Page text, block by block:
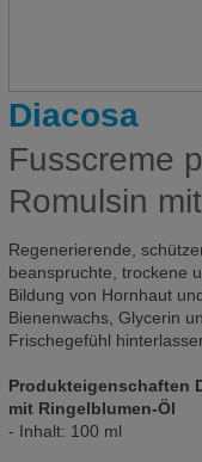
Diacosa
Fusscreme
Romulsin
Regenerierende,
beanspruchte, trockene
Bildung von Hornhaut
Bienenwachs, Glycerin
Frischegefühl
Produkteigenschaften
mit Ringelblumen-Öl
- Inhalt: 100 ml